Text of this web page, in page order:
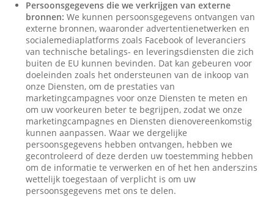
Persoonsgegevens die we verkrijgen van externe
bronnen: We kunnen persoonsgegevens ontvangen van
externe bronnen, waaronder advertentienetwerken en
socialemediaplatforms zoals Facebook of leveranciers
van technische betalings- en leveringsdiensten die zich
buiten de EU kunnen bevinden. Dat kan gebeuren voor
doeleinden zoals het ondersteunen van de inkoop van
onze Diensten, om de prestaties van
marketingcampagnes voor onze Diensten te meten en
om uw voorkeuren beter te begrijpen, zodat we onze
marketingcampagnes en Diensten dienovereenkomstig
kunnen aanpassen. Waar we dergelijke
persoonsgegevens hebben ontvangen, hebben we
gecontroleerd of deze derden uw toestemming hebben
om de informatie te verwerken en of het hen anderszins
wettelijk toegestaan of verplicht is om uw
persoonsgegevens met ons te delen.